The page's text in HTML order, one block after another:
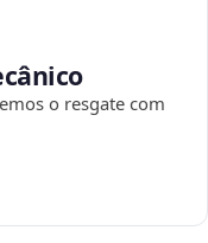
o resgate com